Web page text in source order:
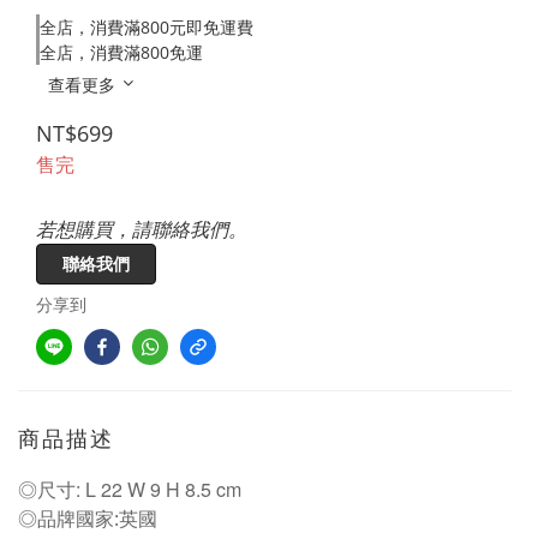
全店，消費滿800元即免運費
全店，消費滿800免運
查看更多
NT$699
售完
若想購買，請聯絡我們。
聯絡我們
分享到
商品描述
◎尺寸: L 22 W 9 H 8.5 cm
◎品牌國家:英國